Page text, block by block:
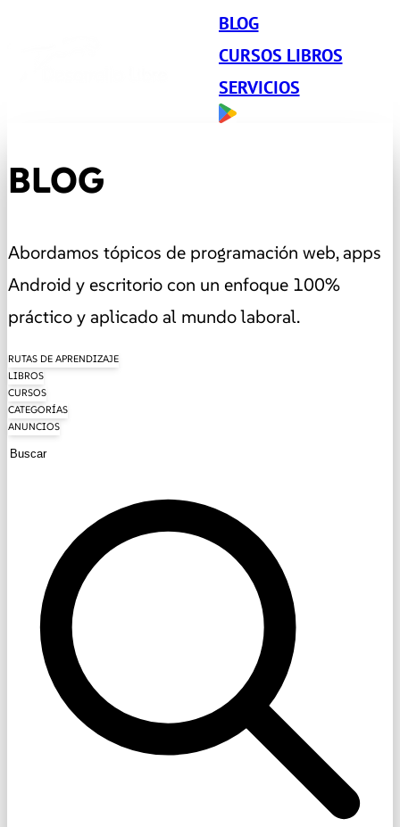
BLOG
CURSOS LIBROS
SERVICIOS
BLOG
Abordamos tópicos de programación web, apps
Android y escritorio con un enfoque 100%
práctico y aplicado al mundo laboral.
RUTAS DE APRENDIZAJE
LIBROS
CURSOS
CATEGORÍAS
ANUNCIOS